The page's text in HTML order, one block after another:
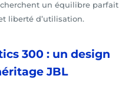
un équilibre parfait
liberté d’utilisation.
300 : un design
JBL